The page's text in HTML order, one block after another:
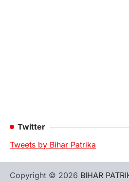
Twitter
Tweets by Bihar Patrika
Copyright © 2026 BIHAR